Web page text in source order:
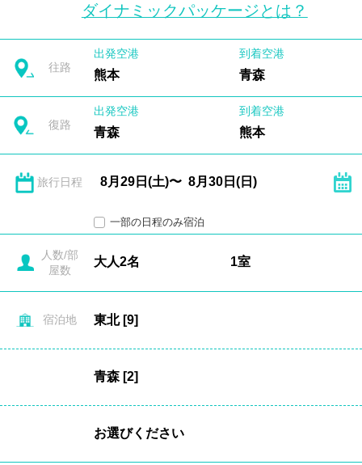
ダイナミックパッケージとは？
往路
出発空港
熊本
到着空港
青森
復路
出発空港
青森
到着空港
熊本
旅行日程
一部の日程のみ宿泊
人数/部
屋数
宿泊地